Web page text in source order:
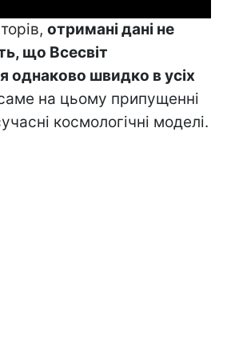
отримані дані не
що Всесвіт
однаково швидко в усіх
на цьому припущенні
космологічні моделі.